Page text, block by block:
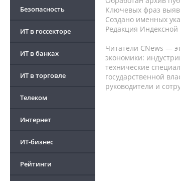
Безопасность
ИТ в госсекторе
ИТ в банках
ИТ в торговле
Телеком
Интернет
ИТ-бизнес
Рейтинги
Ключевых фраз
Создано именных
Редакция Индексной
Читатели CNews —
экономики:
технические
государственной
руководители и